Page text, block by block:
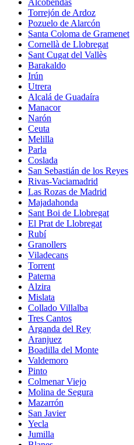
Torrejón de Ardoz
Pozuelo de Alarcón
Santa Coloma de Gramenet
Cornellà de Llobregat
Sant Cugat del Vallès
Barakaldo
Irún
Utrera
Alcalá de Guadaíra
Manacor
Narón
Ceuta
Melilla
Parla
Coslada
San Sebastián de los Reyes
Rivas-Vaciamadrid
Las Rozas de Madrid
Majadahonda
Sant Boi de Llobregat
El Prat de Llobregat
Rubí
Granollers
Viladecans
Torrent
Paterna
Alzira
Mislata
Collado Villalba
Tres Cantos
Arganda del Rey
Aranjuez
Boadilla del Monte
Valdemoro
Pinto
Colmenar Viejo
Molina de Segura
Mazarrón
San Javier
Yecla
Jumilla